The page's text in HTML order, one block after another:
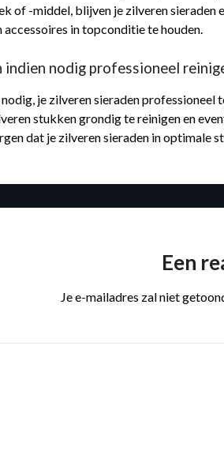
of -middel, blijven je zilveren sieraden
in topconditie te houden.
indien nodig professioneel
je zilveren sieraden
stukken grondig te reinigen en
dat je zilveren sieraden in optimale
Een
Je e-mailadres zal niet